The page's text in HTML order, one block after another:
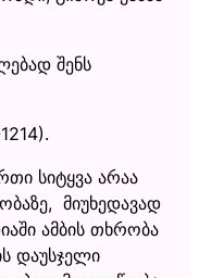
შენს
სიტყვა არაა
მიუხედავად
ამბის თხრობა
დაუსჯელი